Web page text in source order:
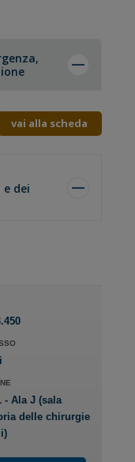
vai alla scheda
e dei
- Ala J (sala
delle chirurgie